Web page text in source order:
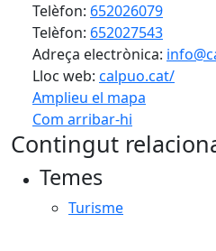
Telèfon: 652026079
Telèfon: 652027543
Adreça electrònica:
Lloc web: calpuo.cat/
Amplieu el mapa
Com arribar-hi
+
Contingut
Temes
Turisme